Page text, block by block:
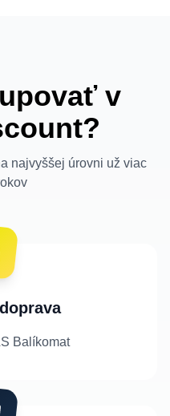
v
najvyššej úrovni už viac
Balíkomat